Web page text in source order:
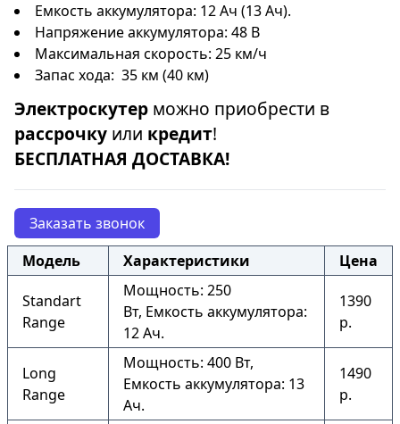
Емкость аккумулятора: 12 Ач (13 Ач).
Напряжение аккумулятора: 48 В
Максимальная скорость: 25 км/ч
Запас хода: 35 км (40 км)
Электроскутер можно приобрести в
рассрочку или кредит!
БЕСПЛАТНАЯ ДОСТАВКА!
Заказать звонок
Модель
Характеристики Цена
Standart
Range
Мощность: 250
Вт, Емкость аккумулятора:
12 Ач.
1390
р.
Long
Range
Мощность: 400 Вт,
Емкость аккумулятора: 13
Ач.
1490
р.